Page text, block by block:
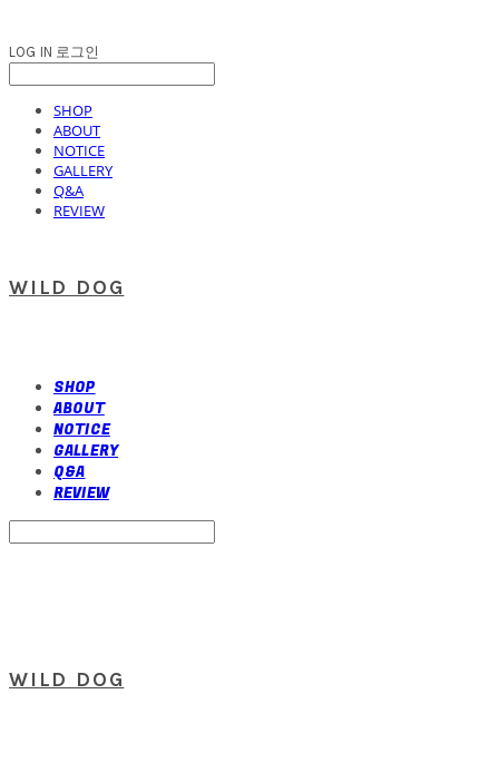
LOG IN 로그인
SHOP
ABOUT
NOTICE
GALLERY
Q&A
REVIEW
WILD DOG
SHOP
ABOUT
NOTICE
GALLERY
Q&A
REVIEW
WILD DOG